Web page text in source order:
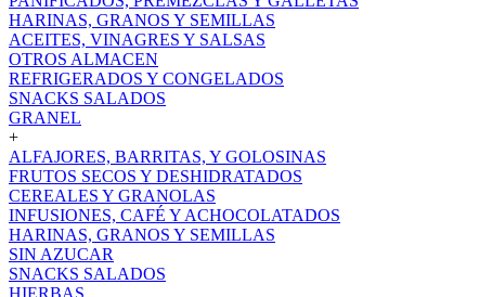
HARINAS, GRANOS Y SEMILLAS
ACEITES, VINAGRES Y SALSAS
OTROS ALMACEN
REFRIGERADOS Y CONGELADOS
SNACKS SALADOS
GRANEL
+
ALFAJORES, BARRITAS, Y GOLOSINAS
FRUTOS SECOS Y DESHIDRATADOS
CEREALES Y GRANOLAS
INFUSIONES, CAFÉ Y ACHOCOLATADOS
HARINAS, GRANOS Y SEMILLAS
SIN AZUCAR
SNACKS SALADOS
HIERBAS